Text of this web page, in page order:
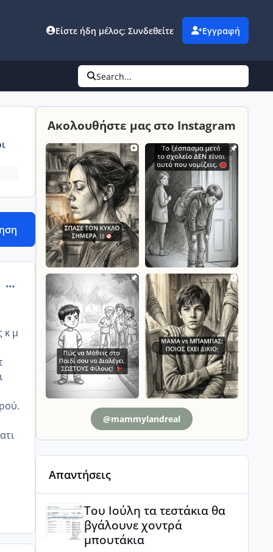
Είστε ήδη μέλος; Συνδεθείτε Εγγραφή
Search...
comment_1300689
κ μ
Ακολουθήστε μας στο Instagram
@mammylandreal
Απαντήσεις
Του Ιούλη τα τεστάκια θα
βγάλουνε χοντρά
μπουτάκια